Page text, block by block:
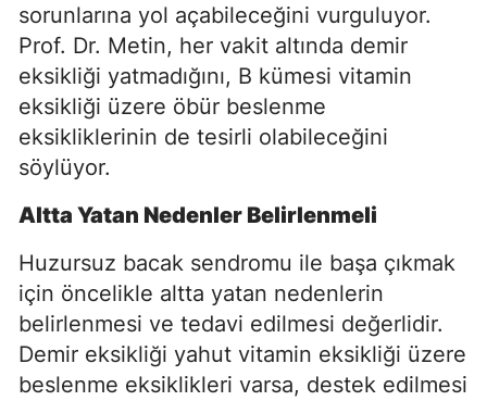
sorunlarına yol açabileceğini vurguluyor.
Prof. Dr. Metin, her vakit altında demir
eksikliği yatmadığını, B kümesi vitamin
eksikliği üzere öbür beslenme
eksikliklerinin de tesirli olabileceğini
söylüyor.
Altta Yatan Nedenler Belirlenmeli
Huzursuz bacak sendromu ile başa çıkmak
için öncelikle altta yatan nedenlerin
belirlenmesi ve tedavi edilmesi değerlidir.
Demir eksikliği yahut vitamin eksikliği üzere
beslenme eksiklikleri varsa, destek edilmesi